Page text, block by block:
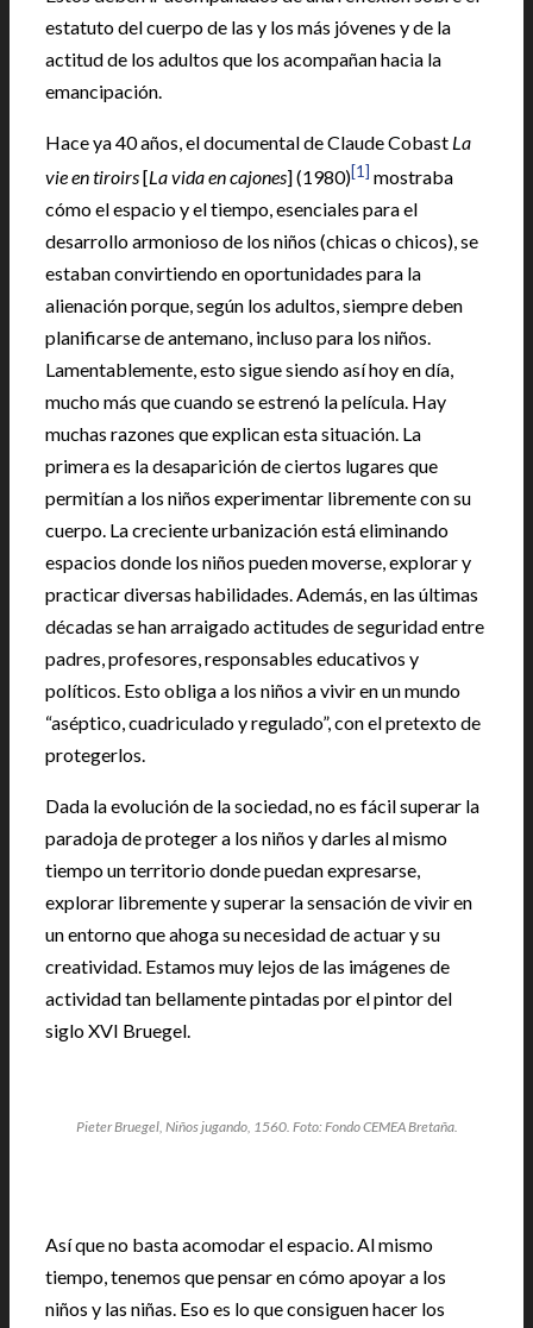
estatuto del cuerpo de las y los más jóvenes y de la
actitud de los adultos que los acompañan hacia la
emancipación.
Hace ya 40 años, el documental de Claude Cobast La
vie en tiroirs[La vida en cajones] (1980)[1] mostraba
cómo el espacio y el tiempo, esenciales para el
desarrollo armonioso de los niños (chicas o chicos), se
estaban convirtiendo en oportunidades para la
alienación porque, según los adultos, siempre deben
planificarse de antemano, incluso para los niños.
Lamentablemente, esto sigue siendo así hoy en día,
mucho más que cuando se estrenó la película. Hay
muchas razones que explican esta situación. La
primera es la desaparición de ciertos lugares que
permitían a los niños experimentar libremente con su
cuerpo. La creciente urbanización está eliminando
espacios donde los niños pueden moverse, explorar y
practicar diversas habilidades. Además, en las últimas
décadas se han arraigado actitudes de seguridad entre
padres, profesores, responsables educativos y
políticos. Esto obliga a los niños a vivir en un mundo
“aséptico, cuadriculado y regulado”, con el pretexto de
protegerlos.
Dada la evolución de la sociedad, no es fácil superar la
paradoja de proteger a los niños y darles al mismo
tiempo un territorio donde puedan expresarse,
explorar libremente y superar la sensación de vivir en
un entorno que ahoga su necesidad de actuar y su
creatividad. Estamos muy lejos de las imágenes de
actividad tan bellamente pintadas por el pintor del
siglo XVI Bruegel.
Pieter Bruegel, Niños jugando, 1560. Foto: Fondo CEMEA Bretaña.
Así que no basta acomodar el espacio. Al mismo
tiempo, tenemos que pensar en cómo apoyar a los
niños y las niñas. Eso es lo que consiguen hacer los